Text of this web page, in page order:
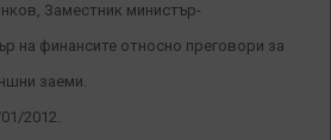
Заместник министър-
на финансите относно преговори за
заеми.
2012.